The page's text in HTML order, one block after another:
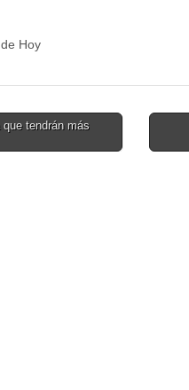
de Hoy
tendrán más